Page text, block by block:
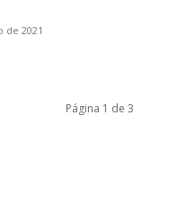
de 2021
Página 1 de 3